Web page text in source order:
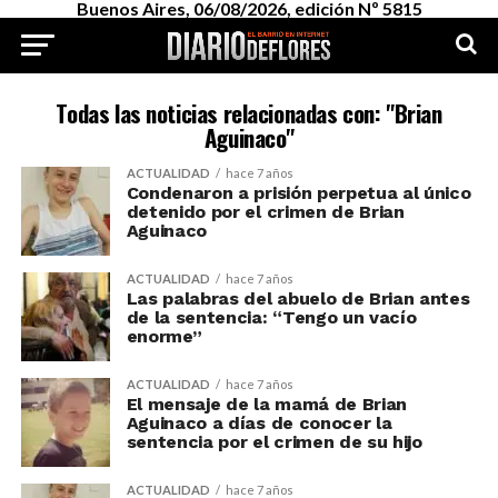
Buenos Aires, 06/08/2026, edición Nº 5815
Todas las noticias relacionadas con: "Brian
Aguinaco"
ACTUALIDAD hace 7 años
Condenaron a prisión perpetua al único
detenido por el crimen de Brian
Aguinaco
ACTUALIDAD hace 7 años
Las palabras del abuelo de Brian antes
de la sentencia: “Tengo un vacío
enorme”
ACTUALIDAD hace 7 años
El mensaje de la mamá de Brian
Aguinaco a días de conocer la
sentencia por el crimen de su hijo
ACTUALIDAD hace 7 años